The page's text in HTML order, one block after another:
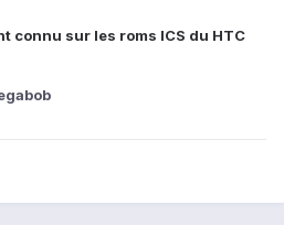
connu sur les roms ICS du HTC